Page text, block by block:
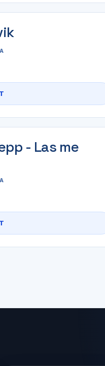
- Las me